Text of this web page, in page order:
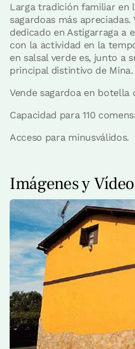
Larga tradición familiar en
sagardoas más
dedicado en Astigarraga a
con la actividad en la
en salsal verde es, junto a
principal distintivo de Mina.
Vende sagardoa en
Capacidad para 110
Acceso para minusválidos.
Imágenes y